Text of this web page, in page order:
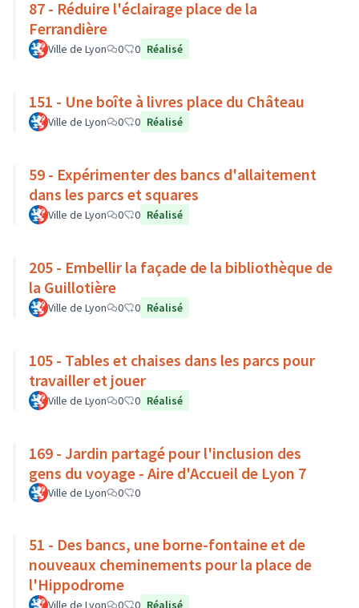
87 - Réduire l'éclairage place de la
Ferrandière
Ville de Lyon 0 0 Réalisé
151 - Une boîte à livres place du Château
Ville de Lyon 0 0 Réalisé
59 - Expérimenter des bancs d'allaitement
dans les parcs et squares
Ville de Lyon 0 0 Réalisé
205 - Embellir la façade de la bibliothèque de
la Guillotière
Ville de Lyon 0 0 Réalisé
105 - Tables et chaises dans les parcs pour
travailler et jouer
Ville de Lyon 0 0 Réalisé
169 - Jardin partagé pour l'inclusion des
gens du voyage - Aire d'Accueil de Lyon 7
Ville de Lyon 0 0
51 - Des bancs, une borne-fontaine et de
nouveaux cheminements pour la place de
l'Hippodrome
Ville de Lyon 0 0 Réalisé